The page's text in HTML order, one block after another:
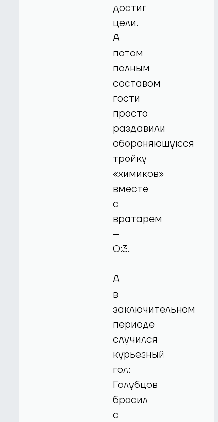
достиг
цели.
А
потом
полным
составом
гости
просто
раздавили
обороняющуюся
тройку
«химиков»
вместе
с
вратарем
–
0:3.
А
в
заключительном
периоде
случился
курьезный
гол:
Голубцов
бросил
с